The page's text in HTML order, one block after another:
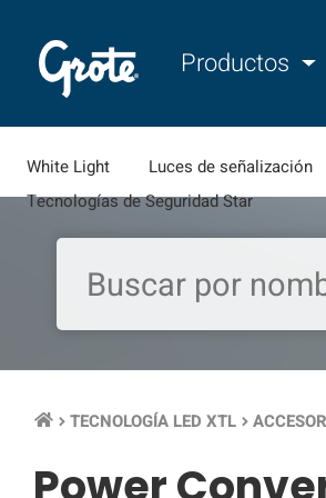
Productos
White Light Luces de señalización
Tecnologías de Seguridad Star
keyboard_arrow_right TECNOLOGÍA LED XTL keyboard_arrow_right